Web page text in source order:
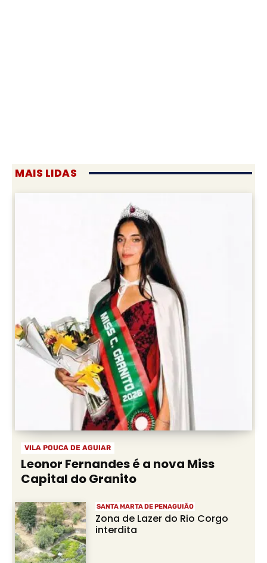
MAIS LIDAS
VILA POUCA DE AGUIAR
Leonor Fernandes é a nova Miss
Capital do Granito
SANTA MARTA DE PENAGUIÃO
Zona de Lazer do Rio Corgo
interdita